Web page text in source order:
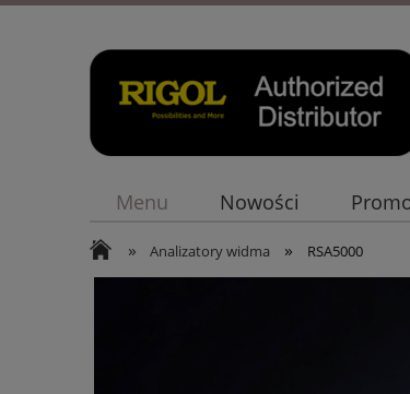
Menu Nowości
» Analizatory widma » RSA5000